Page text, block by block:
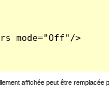
mode="Off"/>
affichée peut être remplacée